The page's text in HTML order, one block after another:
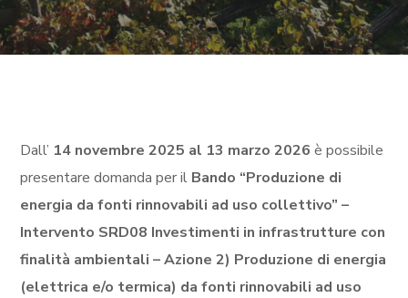
Dall’ 14 novembre 2025 al 13 marzo 2026 è possibile
presentare domanda per il Bando “Produzione di
energia da fonti rinnovabili ad uso collettivo” –
Intervento SRD08 Investimenti in infrastrutture con
finalità ambientali – Azione 2) Produzione di energia
(elettrica e/o termica) da fonti rinnovabili ad uso